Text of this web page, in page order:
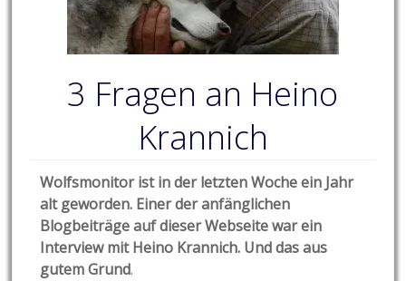
3 Fragen an Heino
Krannich
Wolfsmonitor ist in der letzten Woche ein Jahr
alt geworden. Einer der anfänglichen
Blogbeiträge auf dieser Webseite war ein
Interview mit Heino Krannich. Und das aus
gutem Grund.